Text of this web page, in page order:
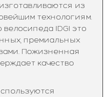
из
технологиям.
IDGI это
премиальных
Пожизненная
качество